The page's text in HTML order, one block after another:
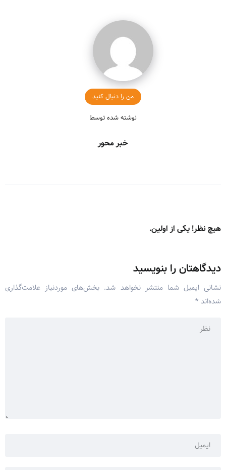
من را دنبال کنید
نوشته شده توسط
خبر محور
هیچ نظر! یکی از اولین.
دیدگاهتان را بنویسید
نشانی ایمیل شما منتشر نخواهد شد. بخش‌های موردنیاز علامت‌گذاری
شده‌اند *